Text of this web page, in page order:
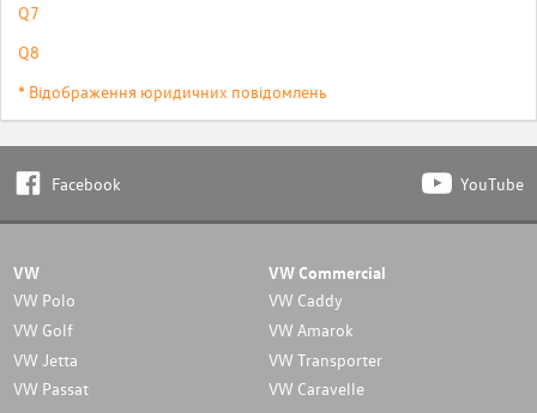
Q7
Q8
* Відображення юридичних повідомлень
Facebook YouTube
VW
VW Polo
VW Golf
VW Jetta
VW Passat
VW Commercial
VW Caddy
VW Amarok
VW Transporter
VW Caravelle